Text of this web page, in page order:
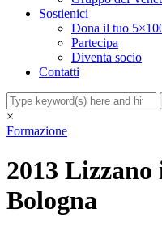
Sostienici
Dona il tuo
Partecipa
Diventa socio
Contatti
×
Formazione
2013 Lizzano
Bologna